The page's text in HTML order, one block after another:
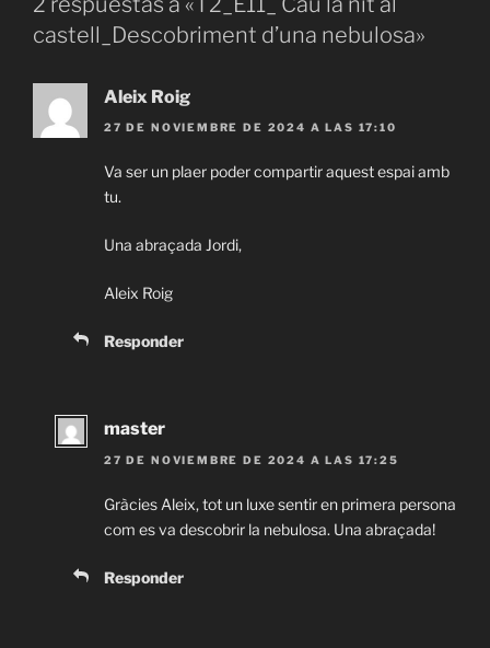
castell_Descobriment d’una nebulosa»
Aleix Roig
27 DE NOVIEMBRE DE 2024 A LAS 17:10
Va ser un plaer poder compartir aquest espai amb
tu.
Una abraçada Jordi,
Aleix Roig
Responder
master
27 DE NOVIEMBRE DE 2024 A LAS 17:25
Gràcies Aleix, tot un luxe sentir en primera persona
com es va descobrir la nebulosa. Una abraçada!
Responder